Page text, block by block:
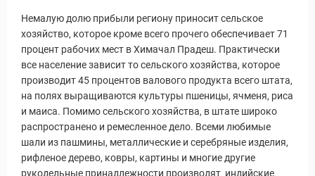
Немалую долю прибыли региону приносит сельское
хозяйство, которое кроме всего прочего обеспечивает 71
процент рабочих мест в Химачал Прадеш. Практически
все население зависит то сельского хозяйства, которое
производит 45 процентов валового продукта всего штата,
на полях выращиваются культуры пшеницы, ячменя, риса
и маиса. Помимо сельского хозяйства, в штате широко
распространено и ремесленное дело. Всеми любимые
шали из пашмины, металлические и серебряные изделия,
рифленое дерево, ковры, картины и многие другие
рукодельные принадлежности производят индийские